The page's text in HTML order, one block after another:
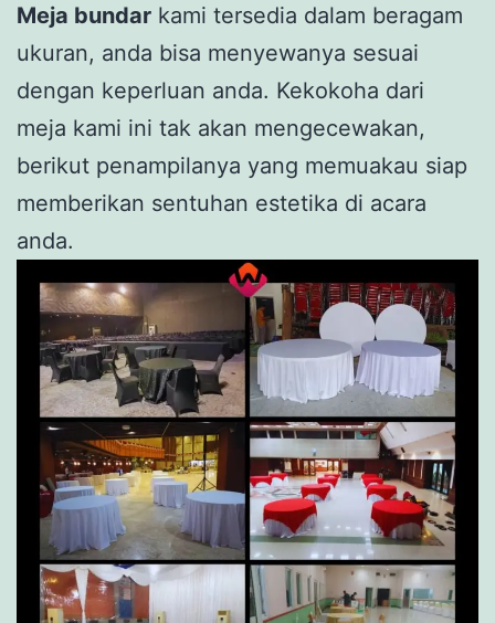
Meja bundar kami tersedia dalam beragam
ukuran, anda bisa menyewanya sesuai
dengan keperluan anda. Kekokoha dari
meja kami ini tak akan mengecewakan,
berikut penampilanya yang memuakau siap
memberikan sentuhan estetika di acara
anda.